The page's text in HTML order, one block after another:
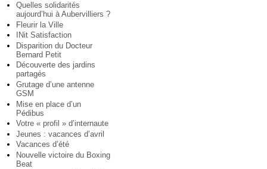
Quelles solidarités
aujourd’hui à Aubervilliers ?
Fleurir la Ville
INit Satisfaction
Disparition du Docteur
Bernard Petit
Découverte des jardins
partagés
Grutage d’une antenne
GSM
Mise en place d’un
Pédibus
Votre « profil » d’internaute
Jeunes : vacances d’avril
Vacances d’été
Nouvelle victoire du Boxing
Beat